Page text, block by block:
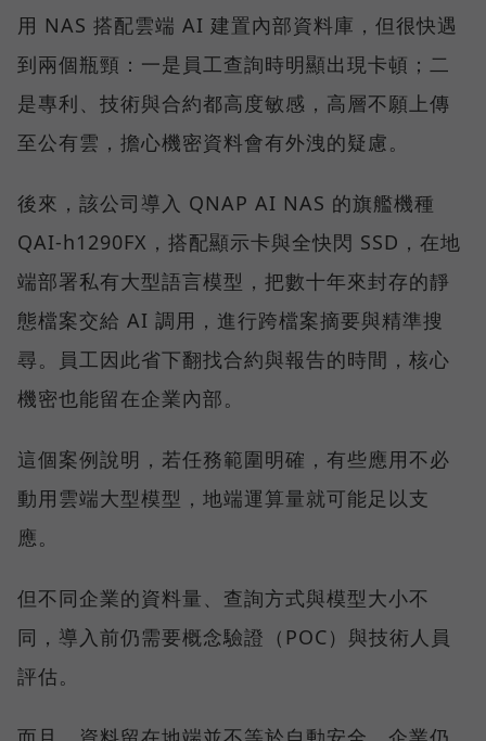
用 NAS 搭配雲端 AI 建置內部資料庫，但很快遇
到兩個瓶頸：一是員工查詢時明顯出現卡頓；二
是專利、技術與合約都高度敏感，高層不願上傳
至公有雲，擔心機密資料會有外洩的疑慮。
後來，該公司導入 QNAP AI NAS 的旗艦機種
QAI-h1290FX，搭配顯示卡與全快閃 SSD，在地
端部署私有大型語言模型，把數十年來封存的靜
態檔案交給 AI 調用，進行跨檔案摘要與精準搜
尋。員工因此省下翻找合約與報告的時間，核心
機密也能留在企業內部。
這個案例說明，若任務範圍明確，有些應用不必
動用雲端大型模型，地端運算量就可能足以支
應。
但不同企業的資料量、查詢方式與模型大小不
同，導入前仍需要概念驗證（POC）與技術人員
評估。